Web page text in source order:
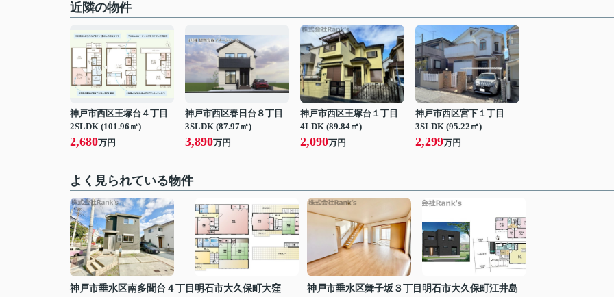
近隣の物件
神戸市西区王塚台４丁目
2SLDK (101.96㎡)
2,680万円
神戸市西区春日台８丁目
3SLDK (87.97㎡)
3,890万円
神戸市西区王塚台１丁目
4LDK (89.84㎡)
2,090万円
神戸市西区宮下１丁目
3SLDK (95.22㎡)
2,299万円
よく見られている物件
神戸市垂水区南多聞台４丁目 明石市大久保町大窪
神戸市垂水区舞子坂３丁目 明石市大久保町江井島